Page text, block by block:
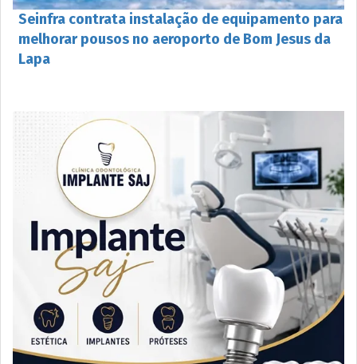
Seinfra contrata instalação de equipamento para
melhorar pousos no aeroporto de Bom Jesus da
Lapa